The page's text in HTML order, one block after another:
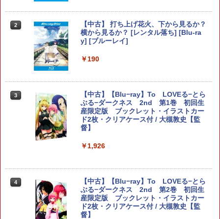
2
任天堂 【Switch2】ゼルダの伝説 ブレス
オブ ザ ワイルド Nintendo Switch 2 Ed
ition [NXS-P-AAAAH NSW2 ゼルダノデ
ELDEN RING Tarnished Edition 【Swit
ch2】 POT-P-AAF6C
￥7,757
[POT-P-AAB5A NSW2 ポコ ア ポケモン]
￥7,880
2
【中古】 クアリー 〜悪夢のサマーキャ
ンプ／PS5
3
【特典】テイルズ オブ エターニア リマ
スター PS5版(【早期購入特典】超冒険
お役立ちセット)
￥3,484
ーション5ソフト／ロールプレイング・
ゲーム
￥3,780
【中古】Rhapsodia ラプソディア
￥350
【中古】ポケパーク2 ~Beyond the Wor
ld~ - Wii
4
【SFC互換機/SFC用】連コン16＜レッド
＞
￥1,817
2
【中古】 打ち上げ花火、下から見るか？
横から見るか？ [レンタル落ち] [Blu-ra
y] [ブルーレイ]
￥190
3
【中古】【Blu−ray】To LOVEる−とら
ぶる−ダークネス 2nd 第1巻 初回生
産限定版 ブックレット・イラストカー
ド2枚・クリアケース付 / 大槻敦史【監
督】
￥1,926
4
【中古】【Blu−ray】To LOVEる−とら
ぶる−ダークネス 2nd 第2巻 初回生
産限定版 ブックレット・イラストカー
ド2枚・クリアケース付 / 大槻敦史【監
督】